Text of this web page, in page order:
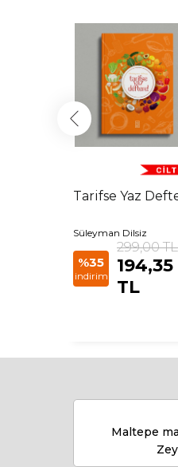
Tarifse Yaz
Süleyman Dilsiz
%35
indirim
299,00 TL
194,35
TL
Maltepe